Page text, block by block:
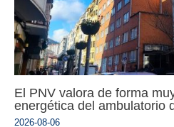
El PNV valora de forma
energética del ambulatorio
2026-08-06